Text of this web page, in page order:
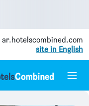
ar.hotelscombined.com
site in English